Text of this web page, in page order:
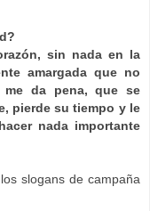
sin nada en la
amargada que no
me da pena, que se
pierde su tiempo y le
nada importante
slogans de campaña